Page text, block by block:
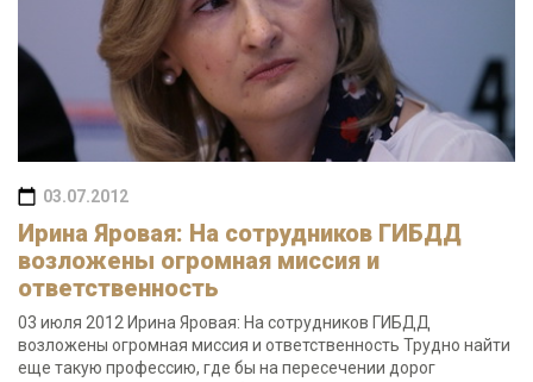
03.07.2012
Ирина Яровая: На сотрудников ГИБДД
возложены огромная миссия и
ответственность
03 июля 2012 Ирина Яровая: На сотрудников ГИБДД
возложены огромная миссия и ответственность Трудно найти
еще такую профессию, где бы на пересечении дорог